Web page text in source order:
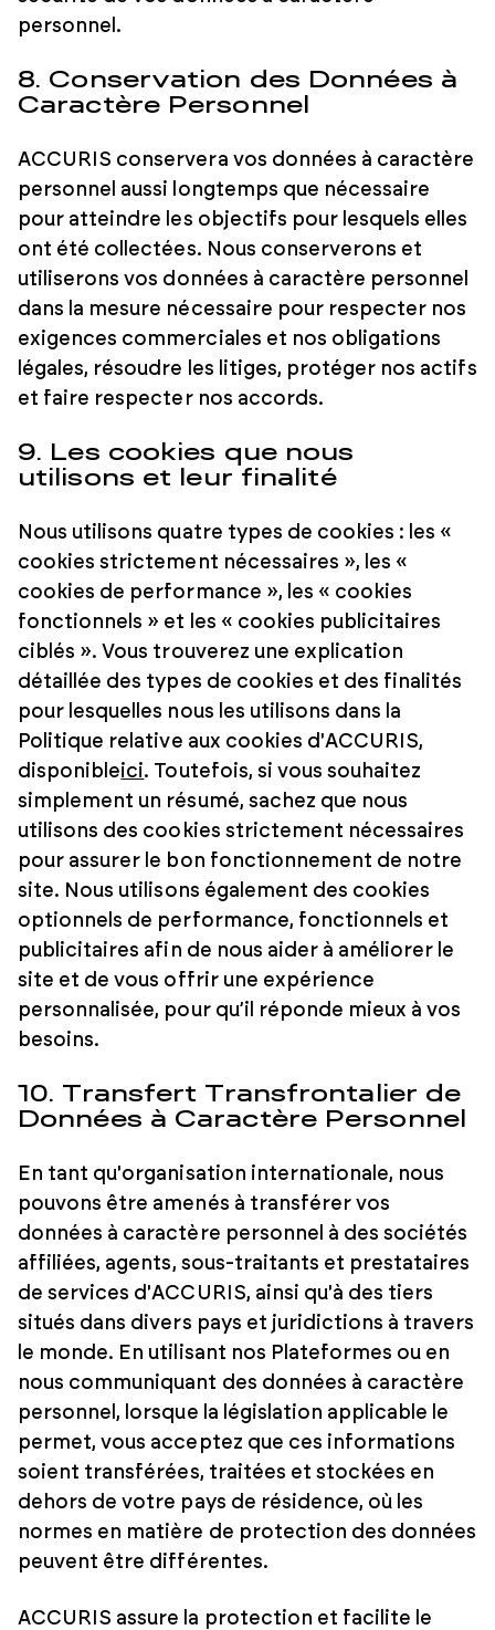
personnel.
8. Conservation des Données à
Caractère Personnel
ACCURIS conservera vos données à caractère
personnel aussi longtemps que nécessaire
pour atteindre les objectifs pour lesquels elles
ont été collectées. Nous conserverons et
utiliserons vos données à caractère personnel
dans la mesure nécessaire pour respecter nos
exigences commerciales et nos obligations
légales, résoudre les litiges, protéger nos actifs
et faire respecter nos accords.
9. Les cookies que nous
utilisons et leur finalité
Nous utilisons quatre types de cookies : les «
cookies strictement nécessaires », les «
cookies de performance », les « cookies
fonctionnels » et les « cookies publicitaires
ciblés ». Vous trouverez une explication
détaillée des types de cookies et des finalités
pour lesquelles nous les utilisons dans la
Politique relative aux cookies d'ACCURIS,
disponibleici. Toutefois, si vous souhaitez
simplement un résumé, sachez que nous
utilisons des cookies strictement nécessaires
pour assurer le bon fonctionnement de notre
site. Nous utilisons également des cookies
optionnels de performance, fonctionnels et
publicitaires afin de nous aider à améliorer le
site et de vous offrir une expérience
personnalisée, pour qu’il réponde mieux à vos
besoins.
10. Transfert Transfrontalier de
Données à Caractère Personnel
En tant qu'organisation internationale, nous
pouvons être amenés à transférer vos
données à caractère personnel à des sociétés
affiliées, agents, sous-traitants et prestataires
de services d'ACCURIS, ainsi qu'à des tiers
situés dans divers pays et juridictions à travers
le monde. En utilisant nos Plateformes ou en
nous communiquant des données à caractère
personnel, lorsque la législation applicable le
permet, vous acceptez que ces informations
soient transférées, traitées et stockées en
dehors de votre pays de résidence, où les
normes en matière de protection des données
peuvent être différentes.
ACCURIS assure la protection et facilite le